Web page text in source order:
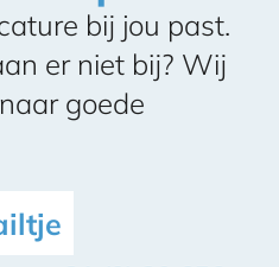
bij jou past.
er niet bij? Wij
goede